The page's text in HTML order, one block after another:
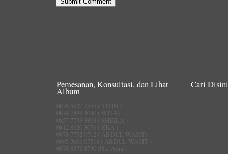
Pemesanan, Konsultasi, dan Lihat
Album
0878 8537 7555 ( TITIN )
0878 7899 4040 ( WITA)
0857 7733 3808 ( SHEILA )
0812 8620 3076 ( EKA )
0878 7752 0712 ( ABDUL WASIT)
0895 3606 07518 ( ABDUL WASIT )
0878 8372 8730 (Nur Aeni)
Cari